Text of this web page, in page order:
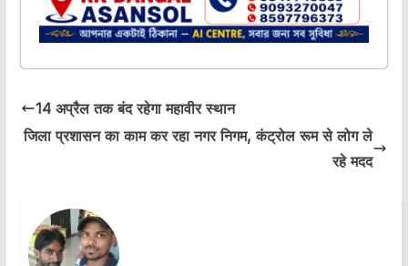
14 अप्रैल तक बंद रहेगा महावीर स्थान
जिला प्रशासन का काम कर रहा नगर निगम, कंट्रोल रूम से लोग ले
रहे मदद